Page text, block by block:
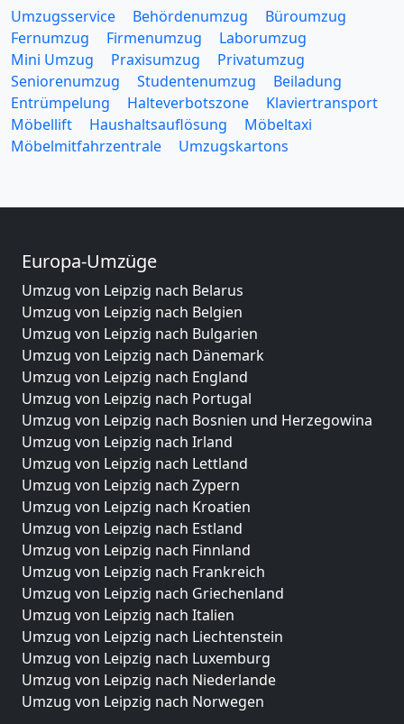
Umzugsservice Behördenumzug
Büroumzug
Fernumzug
Firmenumzug
Laborumzug
Mini Umzug
Praxisumzug
Privatumzug
Seniorenumzug
Studentenumzug
Beiladung
Entrümpelung
Halteverbotszone
Klaviertransport
Möbellift
Haushaltsauflösung
Möbeltaxi
Möbelmitfahrzentrale
Umzugskartons
Europa-Umzüge
Umzug von Leipzig nach Belarus
Umzug von Leipzig nach Belgien
Umzug von Leipzig nach Bulgarien
Umzug von Leipzig nach Dänemark
Umzug von Leipzig nach England
Umzug von Leipzig nach Portugal
Umzug von Leipzig nach Bosnien und Herzegowina
Umzug von Leipzig nach Irland
Umzug von Leipzig nach Lettland
Umzug von Leipzig nach Zypern
Umzug von Leipzig nach Kroatien
Umzug von Leipzig nach Estland
Umzug von Leipzig nach Finnland
Umzug von Leipzig nach Frankreich
Umzug von Leipzig nach Griechenland
Umzug von Leipzig nach Italien
Umzug von Leipzig nach Liechtenstein
Umzug von Leipzig nach Luxemburg
Umzug von Leipzig nach Niederlande
Umzug von Leipzig nach Norwegen